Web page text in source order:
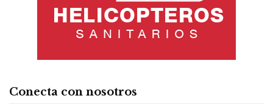
Conecta con nosotros